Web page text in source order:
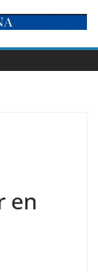
en